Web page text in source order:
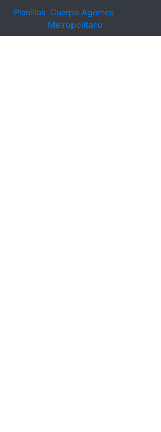
Planillas Cuerpo Agentes
Metropolitano